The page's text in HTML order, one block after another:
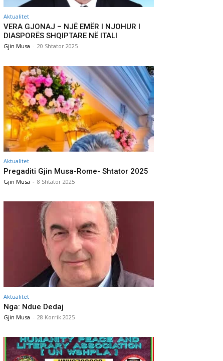
Aktualitet
VERA GJONAJ – NJË EMËR I NJOHUR I
DIASPORËS SHQIPTARE NË ITALI
Gjin Musa - 20 Shtator 2025
Aktualitet
Pregaditi Gjin Musa-Rome- Shtator 2025
Gjin Musa - 8 Shtator 2025
Aktualitet
Nga: Ndue Dedaj
Gjin Musa - 28 Korrik 2025